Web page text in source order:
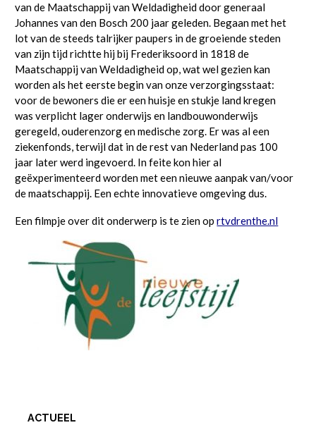
van de Maatschappij van Weldadigheid door generaal
Johannes van den Bosch 200 jaar geleden. Begaan met het
lot van de steeds talrijker paupers in de groeiende steden
van zijn tijd richtte hij bij Frederiksoord in 1818 de
Maatschappij van Weldadigheid op, wat wel gezien kan
worden als het eerste begin van onze verzorgingsstaat:
voor de bewoners die er een huisje en stukje land kregen
was verplicht lager onderwijs en landbouwonderwijs
geregeld, ouderenzorg en medische zorg. Er was al een
ziekenfonds, terwijl dat in de rest van Nederland pas 100
jaar later werd ingevoerd. In feite kon hier al
geëxperimenteerd worden met een nieuwe aanpak van/voor
de maatschappij. Een echte innovatieve omgeving dus.
Een filmpje over dit onderwerp is te zien oprtvdrenthe.nl
ACTUEEL